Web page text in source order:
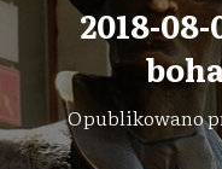
2018-
Opublikowano